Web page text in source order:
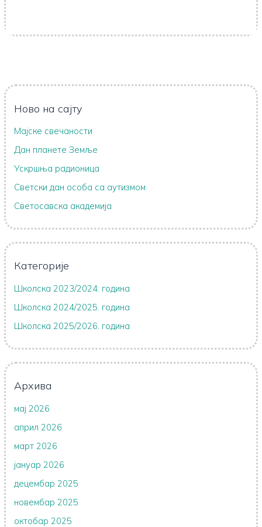
Ново на сајту
Мајске свечаности
Дан планете Земље
Ускршња радионица
Светски дан особа са аутизмом
Светосавска академија
Категорије
Школска 2023/2024. година
Школска 2024/2025. година
Школска 2025/2026. година
Архива
мај 2026
април 2026
март 2026
јануар 2026
децембар 2025
новембар 2025
октобар 2025